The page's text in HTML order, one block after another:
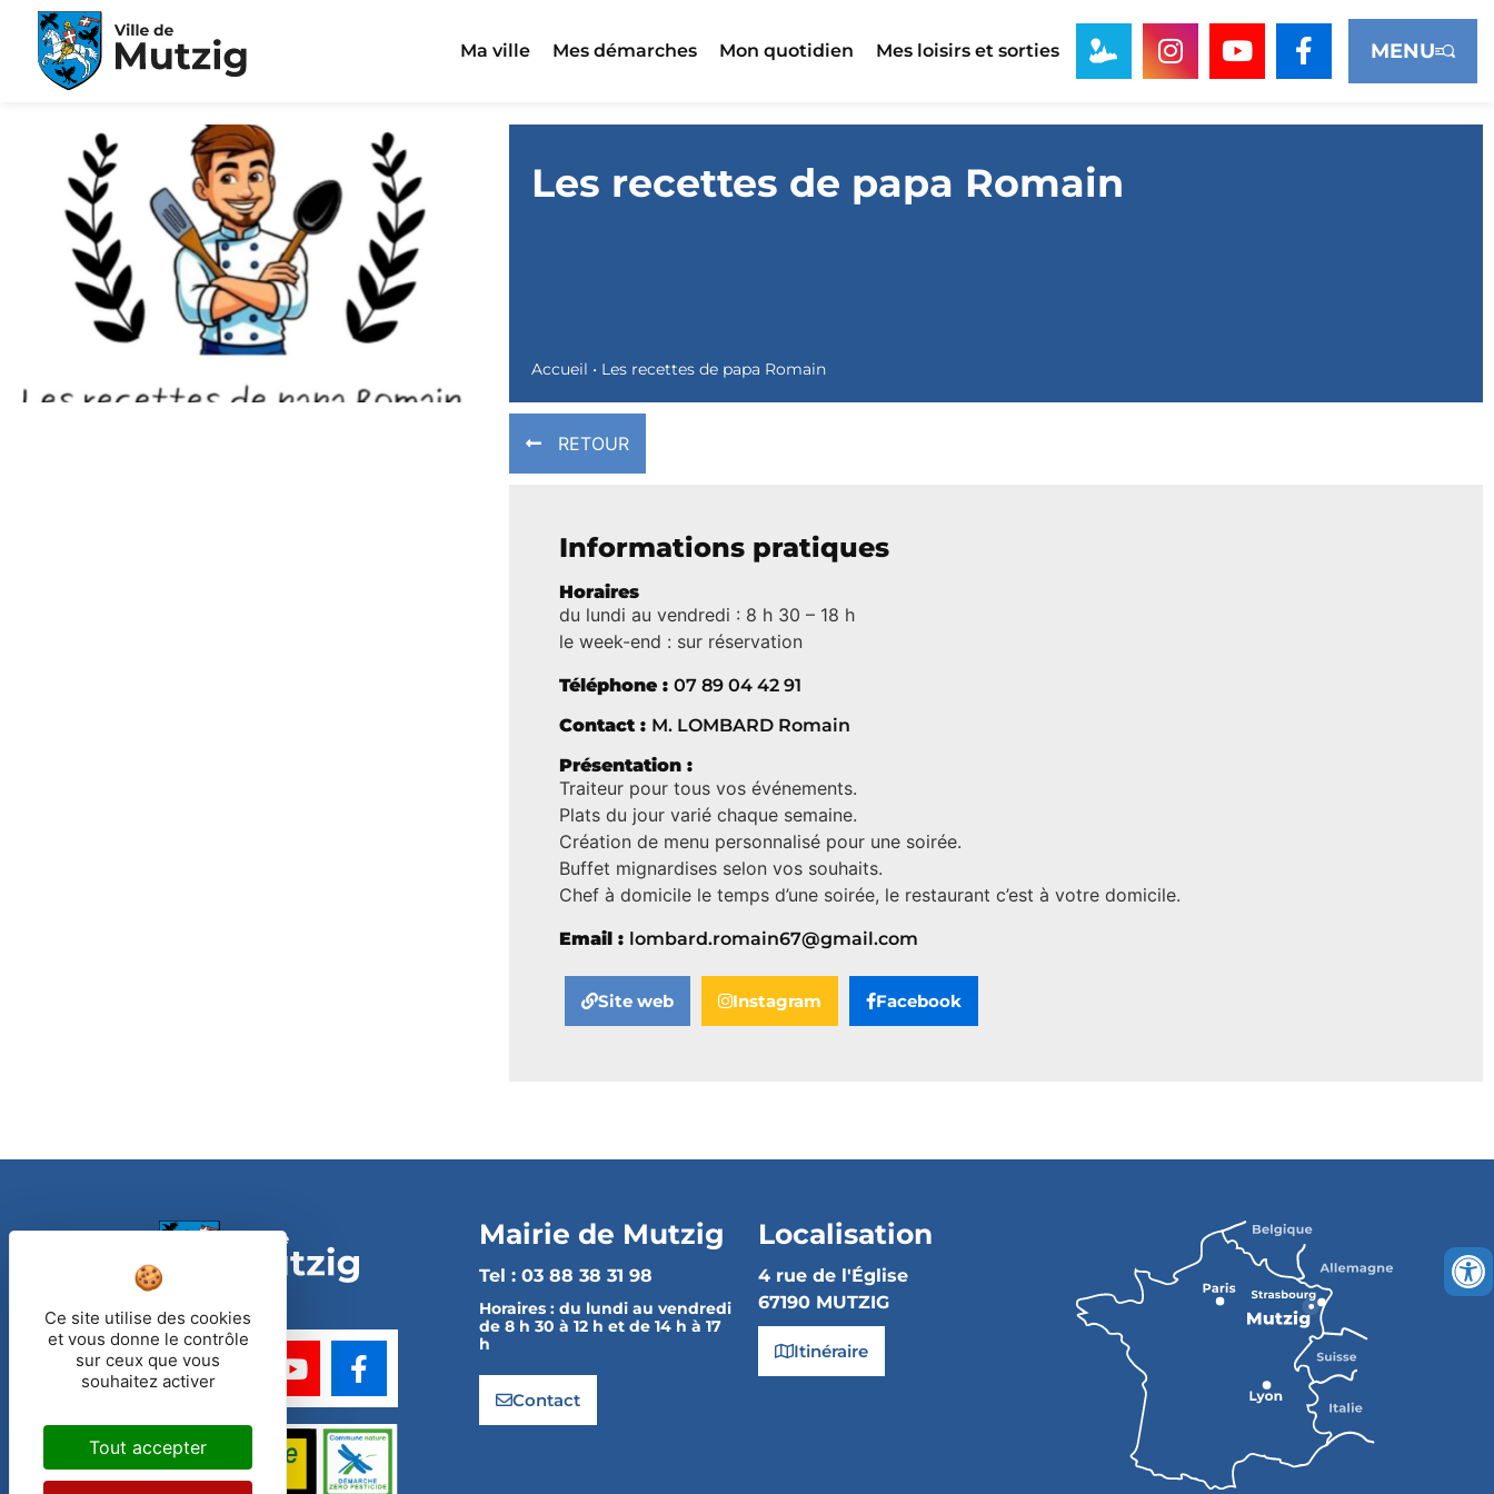
Ma ville Mes démarches Mon quotidien Mes loisirs et sorties MENU
Les recettes de papa Romain
Accueil • Les recettes de papa Romain
RETOUR
Informations pratiques
Horaires
du lundi au vendredi : 8 h 30 – 18 h
le week-end : sur réservation
Téléphone : 07 89 04 42 91
Contact : M. LOMBARD Romain
Présentation :
Traiteur pour tous vos événements.
Plats du jour varié chaque semaine.
Création de menu personnalisé pour une soirée.
Buffet mignardises selon vos souhaits.
Chef à domicile le temps d’une soirée, le restaurant c’est à votre domicile.
Email : lombard.romain67@gmail.com
Site web Instagram Facebook
Mairie de Mutzig
Tel : 03 88 38 31 98
Horaires : du lundi au vendredi
de 8 h 30 à 12 h et de 14 h à 17
h
Contact
Localisation
4 rue de l'Église
67190 MUTZIG
Itinéraire
Panneau de gestion des cookies
Ce site utilise des cookies
et vous donne le contrôle
sur ceux que vous
souhaitez activer
Tout accepter